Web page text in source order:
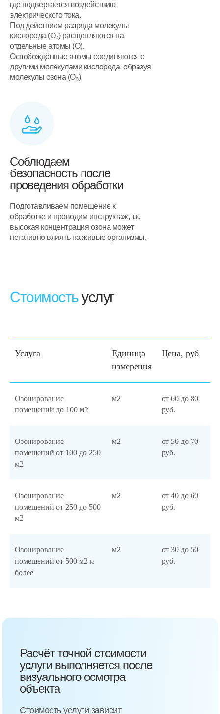
где подвергается воздействию
электрического тока.
Под действием разряда молекулы
кислорода (O₂) расщепляются на
отдельные атомы (O).
Освобождённые атомы соединяются с
другими молекулами кислорода, образуя
молекулы озона (O₃).
Соблюдаем
безопасность после
проведения обработки
Подготавливаем помещение к
обработке и проводим инструктаж, т.к.
высокая концентрация озона может
негативно влиять на живые организмы.
Стоимостьуслуг
Услуга
Единица
измерения
Цена, руб
Озонирование
помещений до 100 м2
м2
от 60 до 80
руб.
Озонирование
помещений от 100 до 250
м2
м2
от 50 до 70
руб.
Озонирование
помещений от 250 до 500
м2
м2
от 40 до 60
руб.
Озонирование
помещений от 500 м2 и
более
м2
от 30 до 50
руб.
Расчёт точной стоимости
услуги выполняется после
визуального осмотра
объекта
Стоимость услуги зависит